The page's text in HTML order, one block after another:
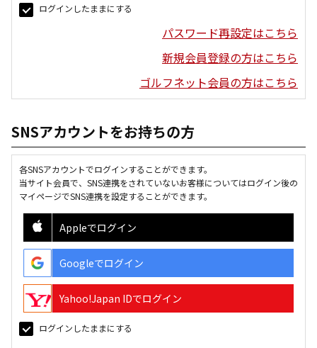
ログインしたままにする
パスワード再設定はこちら
新規会員登録の方はこちら
ゴルフネット会員の方はこちら
SNSアカウントをお持ちの方
各SNSアカウントでログインすることができます。
当サイト会員で、SNS連携をされていないお客様についてはログイン後の
マイページでSNS連携を設定することができます。
Appleでログイン
Googleでログイン
Yahoo!Japan IDでログイン
ログインしたままにする